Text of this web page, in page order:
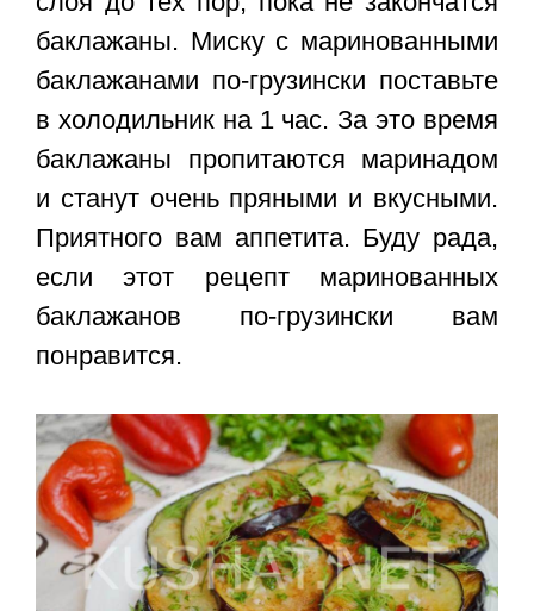
баклажаны. Миску с маринованными
баклажанами по-грузински поставьте
в холодильник на 1 час. За это время
баклажаны пропитаются маринадом
и станут очень пряными и вкусными.
Приятного вам аппетита. Буду рада,
если этот рецепт маринованных
баклажанов по-грузински вам
понравится.